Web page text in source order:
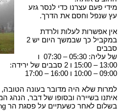
מידי פעם עצרנו כדי לנסר גזע
עץ שנפל וחסם את הדרך.
אין אפשרות לעלות ולרדת
במקביל כך שבמשך היום יש 2
סבבים
של עליה: 05:30 – 07:30 ו
13:00 – 15:00 ו 2 סבבים של ירידה:
09:00 – 10:00 ו 16:00 – 17:00
למרות שלא היה מדובר בעונה הטובה,
איתנו בשיירה ובסופו של דבר, הנהג
בשלום לאחר כשעתיים על פסגת הר Panoen Thung.